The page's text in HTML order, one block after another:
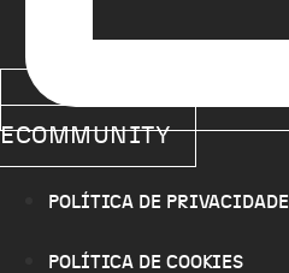
ECOMMUNITY
POLÍTICA DE PRIVACIDADE
POLÍTICA DE COOKIES